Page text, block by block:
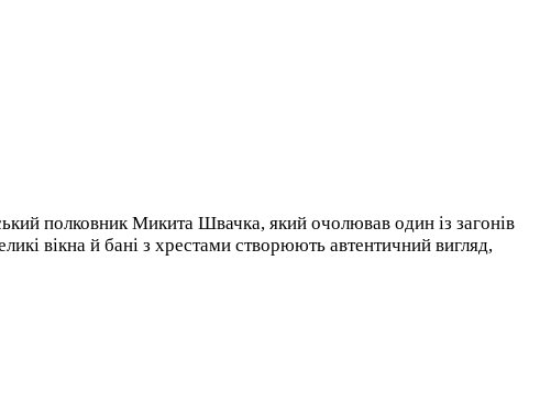
полковник Микита Швачка, який очолював один із загонів
вікна й бані з хрестами створюють автентичний вигляд,